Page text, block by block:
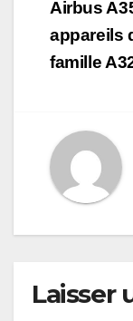
Airbus
appareils
famille
Laisser